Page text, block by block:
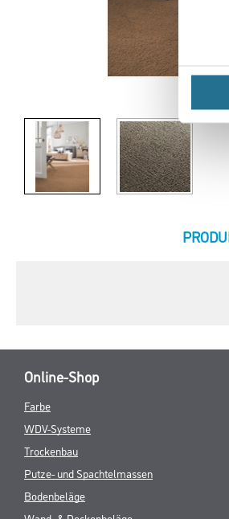
Online-Shop
Farbe
WDV-Systeme
Trockenbau
Putze- und Spachtelmassen
Bodenbeläge